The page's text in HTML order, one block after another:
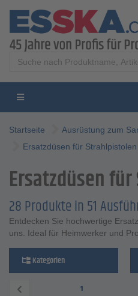
Startseite Ausrüstung zum
Ersatzdüsen für Strahlpistolen
Ersatzdüsen
28 Produkte in 51
Entdecken Sie hochwertige
uns. Ideal für Heimwerker und
Kategorien
1